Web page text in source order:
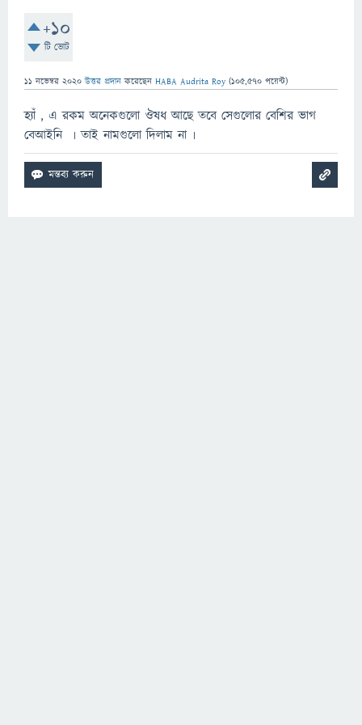
+10
টি ভোট
11 নভেম্বর 2020 উত্তর প্রদান করেছেন HABA Audrita Roy (105,570 পয়েন্ট)
হ্যাঁ , এ রকম অনেকগুলো ঔষধ আছে তবে সেগুলোর বেশির ভাগ
বেআইনি ৷ তাই নামগুলো দিলাম না ৷